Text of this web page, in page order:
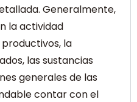
Generalmente,
la actividad
la
las sustancias
generales de las
contar con el